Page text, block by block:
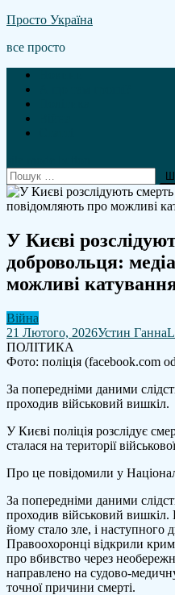
Skip
content
Просто Україна
все просто
Пошук:
У Києві
добровольця:
можливі
Війна
21 Лютого, 2026Устин Ганна
ПОЛІТИКА
Фото: поліція (facebook.com
За попередніми даними
проходив військовий вишкіл.
У Києві поліція розслідує
сталася на території
Про це повідомили у
За попередніми даними
проходив військовий вишкіл.
йому стало зле, і наступного
Правоохоронці відкрили
про вбивство через
направлено на судово-
точної причини смерті.